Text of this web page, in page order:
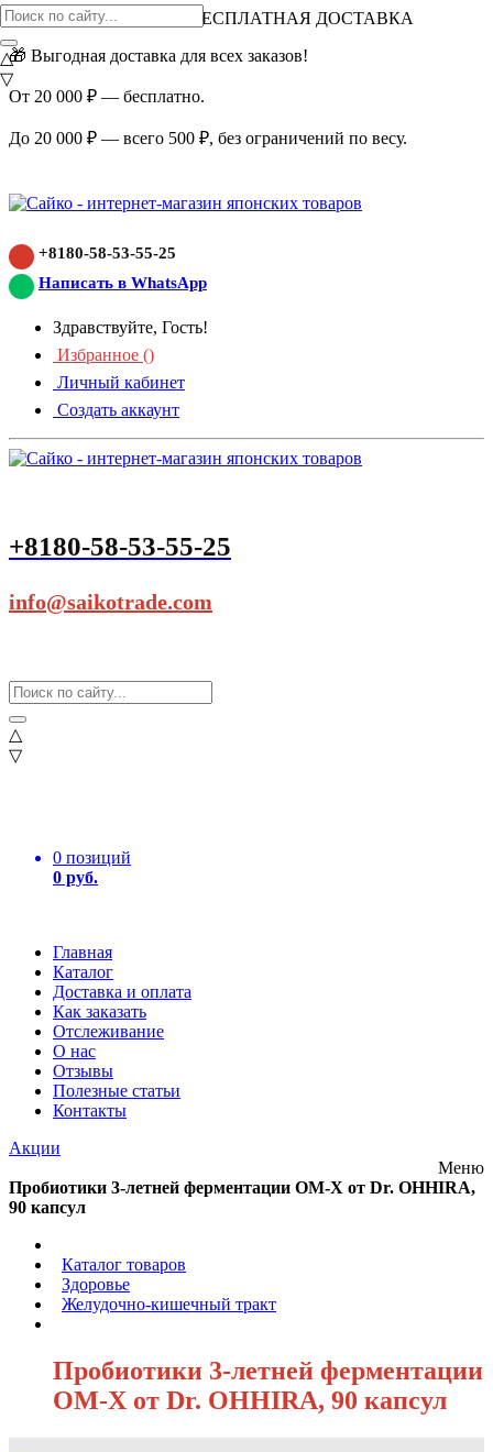
ВНИМАНИЕ АКЦИЯ!
БЕСПЛАТНАЯ ДОСТАВКА
🎁 Выгодная доставка для всех заказов!
От 20 000 ₽ — бесплатно.
До 20 000 ₽ — всего 500 ₽, без ограничений по весу.
+8180-58-53-55-25
Написать в WhatsApp
Здравствуйте, Гость!
Избранное ()
Личный кабинет
Создать аккаунт
+8180-58-53-55-25
info@saikotrade.com
△
▽
0 позиций
0 руб.
Главная
Каталог
Доставка и оплата
Как заказать
Отслеживание
О нас
Отзывы
Полезные статьи
Контакты
Акции
△
▽
Меню
Пробиотики 3-летней ферментации OM-X от Dr. OHHIRA,
90 капсул
Каталог товаров
Здоровье
Желудочно-кишечный тракт
Пробиотики 3-летней ферментации
OM-X от Dr. OHHIRA, 90 капсул